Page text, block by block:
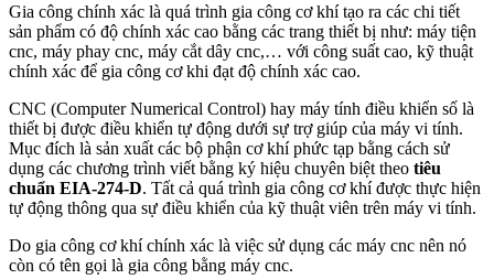
Gia công chính xác là quá trình gia công cơ khí tạo ra các chi tiết
sản phẩm có độ chính xác cao bằng các trang thiết bị như: máy tiện
cnc, máy phay cnc, máy cắt dây cnc,… với công suất cao, kỹ thuật
chính xác để gia công cơ khi đạt độ chính xác cao.
CNC (Computer Numerical Control) hay máy tính điều khiển số là
thiết bị được điều khiển tự động dưới sự trợ giúp của máy vi tính.
Mục đích là sản xuất các bộ phận cơ khí phức tạp bằng cách sử
dụng các chương trình viết bằng ký hiệu chuyên biệt theo tiêu
chuẩn EIA-274-D. Tất cả quá trình gia công cơ khí được thực hiện
tự động thông qua sự điều khiển của kỹ thuật viên trên máy vi tính.
Do gia công cơ khí chính xác là việc sử dụng các máy cnc nên nó
còn có tên gọi là gia công bằng máy cnc.